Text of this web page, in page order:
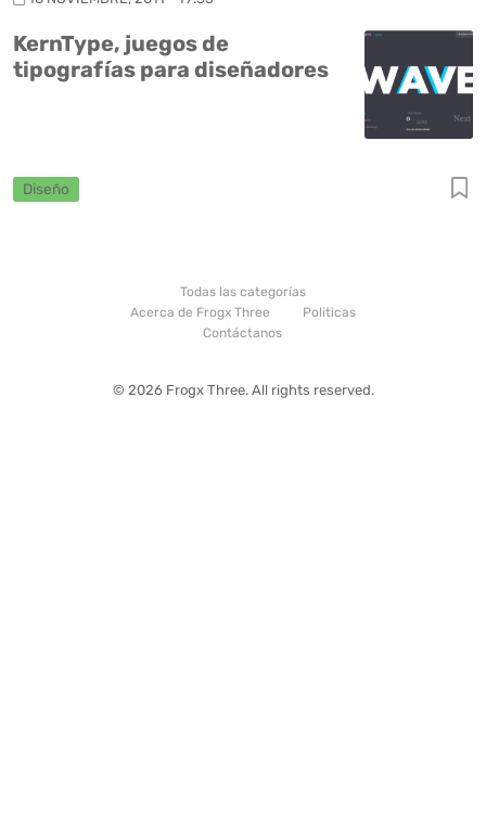
KernType, juegos de
tipografías para diseñadores
Diseño
Todas las categorías
Acerca de Frogx Three
Politicas
Contáctanos
© 2026 Frogx Three. All rights reserved.